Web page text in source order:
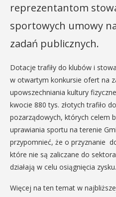
reprezentantom
sportowych umowy
zadań publicznych.
Dotacje trafiły do klubów i
w otwartym konkursie ofert na
upowszechniania kultury
kwocie 880 tys. złotych trafiło
pozarządowych, których celem
uprawiania sportu na terenie
przypomnieć, że o przyznanie
które nie są zaliczane do
działają w celu osiągnięcia zysku.
Więcej na ten temat w